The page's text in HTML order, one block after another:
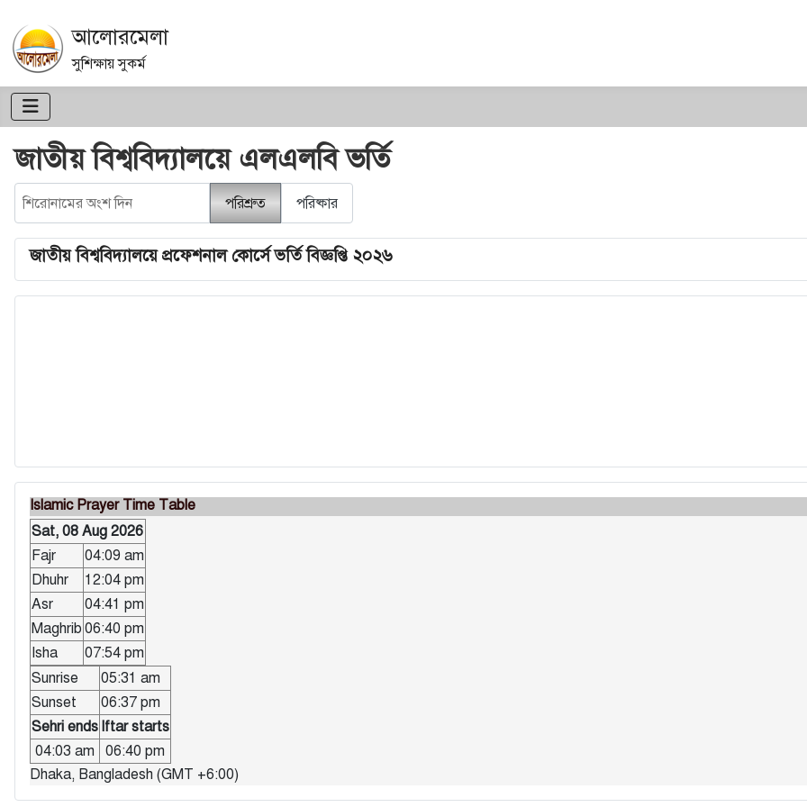
আলোরমেলা
সুশিক্ষায় সুকর্ম
জাতীয় বিশ্ববিদ্যালয়ে এলএলবি ভর্তি
শিরোনামের অংশ দিন
পরিশ্রুত পরিষ্কার
জাতীয় বিশ্ববিদ্যালয়ে প্রফেশনাল কোর্সে ভর্তি বিজ্ঞপ্তি ২০২৬
Islamic Prayer Time Table
Sat, 08 Aug 2026
Fajr
04:09 am
Dhuhr
12:04 pm
Asr
04:41 pm
Maghrib 06:40 pm
Isha
07:54 pm
Sunrise
05:31 am
Sunset
06:37 pm
Sehri ends Iftar starts
04:03 am
06:40 pm
Dhaka, Bangladesh (GMT +6:00)